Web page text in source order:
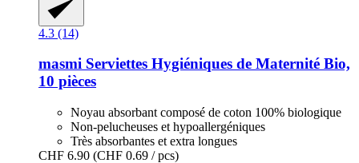
4.3 (14)
masmi Serviettes Hygiéniques de Maternité Bio,
10 pièces
Noyau absorbant composé de coton 100% biologique
Non-pelucheuses et hypoallergéniques
Très absorbantes et extra longues
CHF 6.90 (CHF 0.69 / pcs)